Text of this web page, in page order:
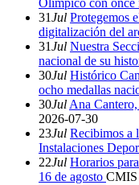
Olímpico con once
31Jul Protegemos
digitalización del
31Jul Nuestra
nacional de su
30Jul Histórico
ocho medallas
30Jul Ana
2026-07-30
23Jul Recibimos a
Instalaciones
22Jul Horarios
16 de agosto CMIS